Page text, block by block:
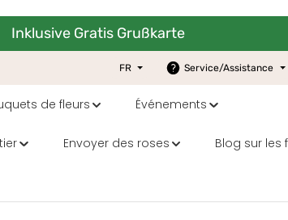
Inklusive Gratis Grußkarte
FR Service/Assistance
de fleurs Événements
Envoyer des roses Blog sur les